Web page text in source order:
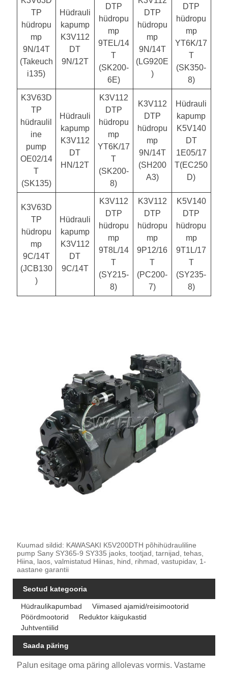
TP
hüdropu
mp
9N/14T
(Takeuch
i135)
Hüdrauli
kapump
K3V112
DT
9N/12T
DTP
hüdropu
mp
9TEL/14
T
(SK200-
6E)
DTP
hüdropu
mp
9N/14T
(LG920E
)
DTP
hüdropu
mp
YT6K/17
T
(SK350-
8)
K3V63D
TP
hüdraulil
ine
pump
OE02/14
T
(SK135)
Hüdrauli
kapump
K3V112
DT
HN/12T
K3V112
DTP
hüdropu
mp
YT6K/17
T
(SK200-
8)
K3V112
DTP
hüdropu
mp
9N/14T
(SH200
A3)
Hüdrauli
kapump
K5V140
DT
1E05/17
T(EC250
D)
K3V63D
TP
hüdropu
mp
9C/14T
(JCB130
)
Hüdrauli
kapump
K3V112
DT
9C/14T
K3V112
DTP
hüdropu
mp
9T8L/14
T
(SY215-
8)
K3V112
DTP
hüdropu
mp
9P12/16
T
(PC200-
7)
K5V140
DTP
hüdropu
mp
9T1L/17
T
(SY235-
8)
Kuumad sildid: KAWASAKI K5V200DTH põhihüdrauliline
pump Sany SY365-9 SY335 jaoks, tootjad, tarnijad, tehas,
Hiina, laos, valmistatud Hiinas, hind, rihmad, vastupidav, 1-
aastane garantii
Seotud kategooria
Hüdraulikapumbad
Viimased ajamid/reisimootorid
Pöördmootorid
Reduktor käigukastid
Juhtventiilid
Saada päring
Palun esitage oma päring allolevas vormis. Vastame